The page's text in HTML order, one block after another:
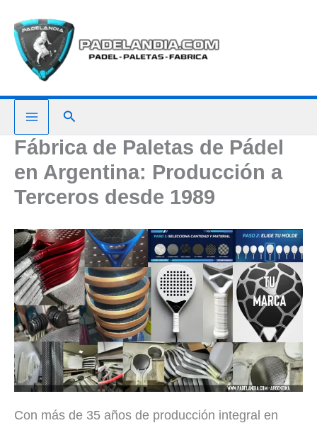
contenido
Buscar
Fábrica de Paletas de Pádel
en Argentina: Producción a
Terceros desde 1989
Con más de 35 años de producción integral en